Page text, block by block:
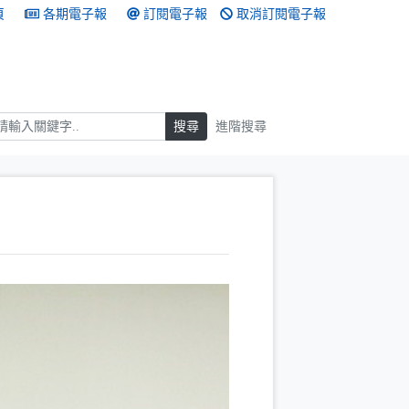
各期電子報 訂閱電子報 取消訂閱電子報
搜尋 進階搜尋